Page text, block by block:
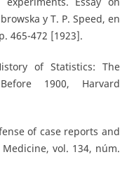
y T. P. Speed, en
465-472 [1923].
of Statistics: The
1900, Harvard
of case reports and
vol. 134, núm.